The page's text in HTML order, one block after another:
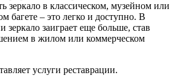
зеркало в классическом, музейном или
багете – это легко и доступно. В
заиграет еще больше, став
в жилом или коммерческом
услуги реставрации.